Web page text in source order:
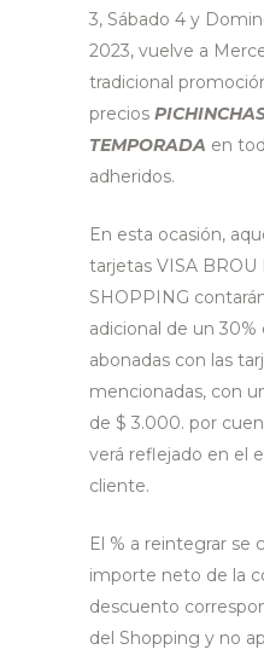
3, Sábado 4 y
2023, vuelve a
tradicional
precios
TEMPORADA en
adheridos.
En esta ocasión,
tarjetas VISA BROU
SHOPPING
adicional de un 30%
abonadas con las
mencionadas, con
de $ 3.000. por
verá reflejado en el
cliente.
El % a reintegrar se
importe neto de la
descuento
del Shopping y no